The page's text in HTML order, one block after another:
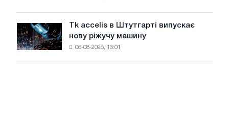
року
незважаючи
на
літнє
уповільнення
Tk
accelis
в
Tk accelis в Штутгарті випускає
нову ріжучу машину
06-08-2026, 13:01